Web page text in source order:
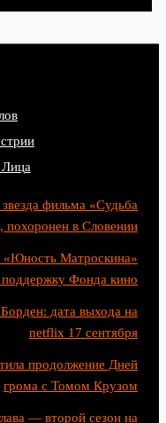
фильма «Судьба
похоронен в Словении
Матроскина»
поддержку Фонда кино
дата выхода на
netflix 17 сентября
продолжение Дней
грома с Томом Крузом
— второй сезон на